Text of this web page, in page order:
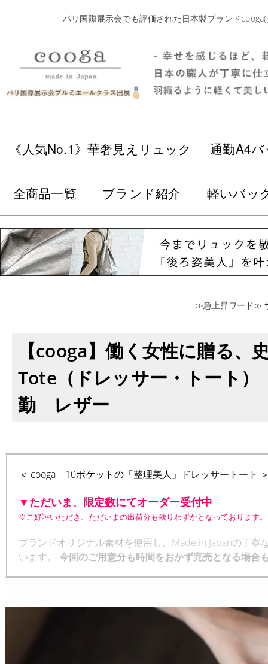
パリ国際展示会でも評価された日本製ブランド
《人気No.1》華奢見えリュック 通勤A4
全商品一覧 ブランド紹介 軽いバッ
≫急上昇ワード≫
【cooga】働く女性に贈る
Tote（ドレッサー・トー
勤 レザー
＜ cooga 10ポケットの「整理美人」ドレッサートート
▼ただいま、限定数にてオーダー受付中
※ご好評いただき、ただいまの出荷分も残りわずかとなっております。
ブランドオリジナル素材を使用し、Made in Japanの丁
います。 今回のご用意分も時間をおかず完売となる場合